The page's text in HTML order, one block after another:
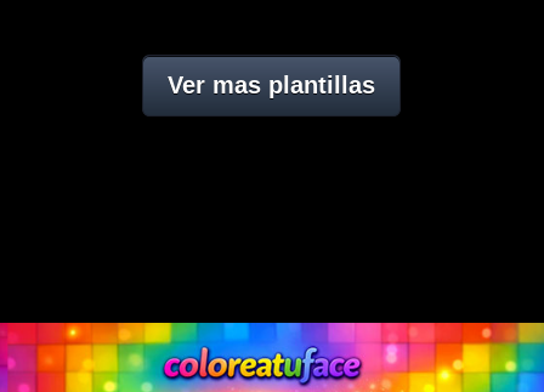
Ver mas plantillas